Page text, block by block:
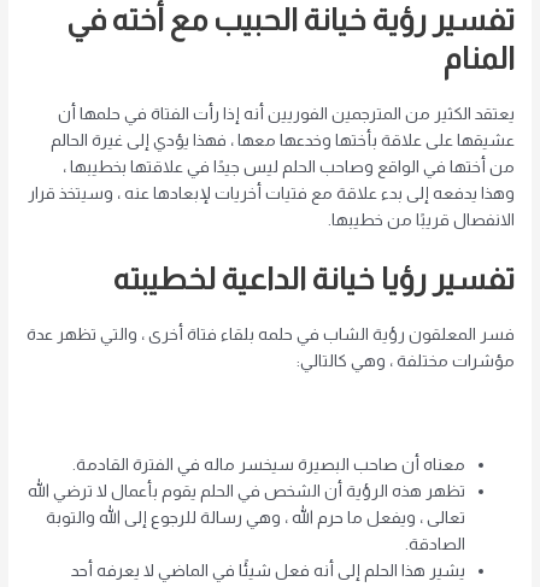
تفسير رؤية خيانة الحبيب مع أخته في
المنام
يعتقد الكثير من المترجمين الفوريين أنه إذا رأت الفتاة في حلمها أن
عشيقها على علاقة بأختها وخدعها معها ، فهذا يؤدي إلى غيرة الحالم
من أختها في الواقع وصاحب الحلم ليس جيدًا في علاقتها بخطيبها ،
وهذا يدفعه إلى بدء علاقة مع فتيات أخريات لإبعادها عنه ، وسيتخذ قرار
الانفصال قريبًا من خطيبها.
تفسير رؤيا خيانة الداعية لخطيبته
فسر المعلقون رؤية الشاب في حلمه بلقاء فتاة أخرى ، والتي تظهر عدة
مؤشرات مختلفة ، وهي كالتالي:
معناه أن صاحب البصيرة سيخسر ماله في الفترة القادمة.
تظهر هذه الرؤية أن الشخص في الحلم يقوم بأعمال لا ترضي الله
تعالى ، ويفعل ما حرم الله ، وهي رسالة للرجوع إلى الله والتوبة
الصادقة.
يشير هذا الحلم إلى أنه فعل شيئًا في الماضي لا يعرفه أحد